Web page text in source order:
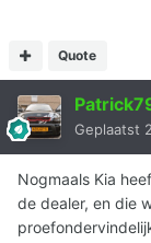
Quote
Geplaatst
Nogmaals Kia
de dealer, en die